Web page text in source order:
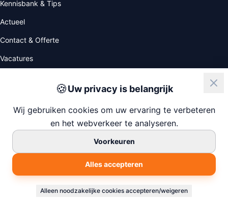
Kennisbank & Tips
Actueel
Contact & Offerte
Vacatures
KvK: 77138880
Gebouwd doorChapper.nl
🍪Uw privacy is belangrijk
Wij gebruiken cookies om uw ervaring te verbeteren
en het webverkeer te analyseren.
Voorkeuren
Alles accepteren
Alleen noodzakelijke cookies accepteren/weigeren